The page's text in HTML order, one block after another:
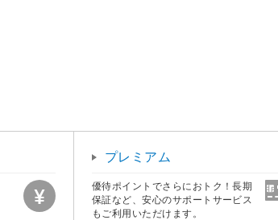
プレミアム
優待ポイントでさらにおトク！長期
保証など、安心のサポートサービス
もご利用いただけます。